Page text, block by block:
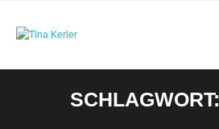
SCHLAGWORT: